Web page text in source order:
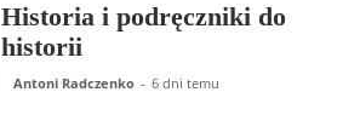
Historia i podręczniki do
historii
Antoni Radczenko - 6 dni temu